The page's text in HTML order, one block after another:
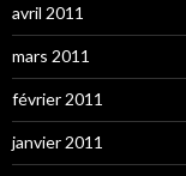
avril 2011
mars 2011
février 2011
janvier 2011